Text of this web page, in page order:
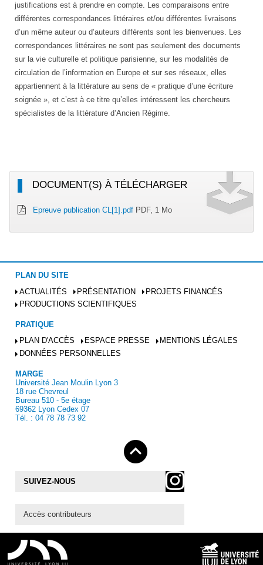
justifications est à prendre en compte. Les comparaisons entre
différentes correspondances littéraires et/ou différentes livraisons
d’un même auteur ou d’auteurs différents sont les bienvenues. Les
correspondances littéraires ne sont pas seulement des documents
sur la vie culturelle et politique parisienne, sur les modalités de
circulation de l’information en Europe et sur ses réseaux, elles
appartiennent à la littérature au sens de « pratique d’une écriture
soignée », et c’est à ce titre qu’elles intéressent les chercheurs
spécialistes de la littérature d’Ancien Régime.
DOCUMENT(S) À TÉLÉCHARGER
Epreuve publication CL[1].pdf PDF, 1 Mo
PLAN DU SITE
ACTUALITÉS
PRÉSENTATION
PROJETS FINANCÉS
PRODUCTIONS SCIENTIFIQUES
PRATIQUE
PLAN D'ACCÈS
ESPACE PRESSE
MENTIONS LÉGALES
DONNÉES PERSONNELLES
MARGE
Université Jean Moulin Lyon 3
18 rue Chevreul
Bureau 510 - 5e étage
69362 Lyon Cedex 07
Tél. : 04 78 78 73 92
SUIVEZ-NOUS
Accès contributeurs